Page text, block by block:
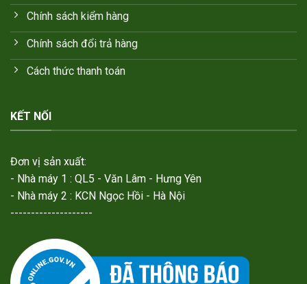
Chính sách kiểm hàng
Chính sách đổi trả hàng
Cách thức thanh toán
KẾT NỐI
Đơn vị sản xuất:
- Nhà máy 1 : QL5 - Văn Lâm - Hưng Yên
- Nhà máy 2 : KCN Ngọc Hồi - Hà Nội
--------------------